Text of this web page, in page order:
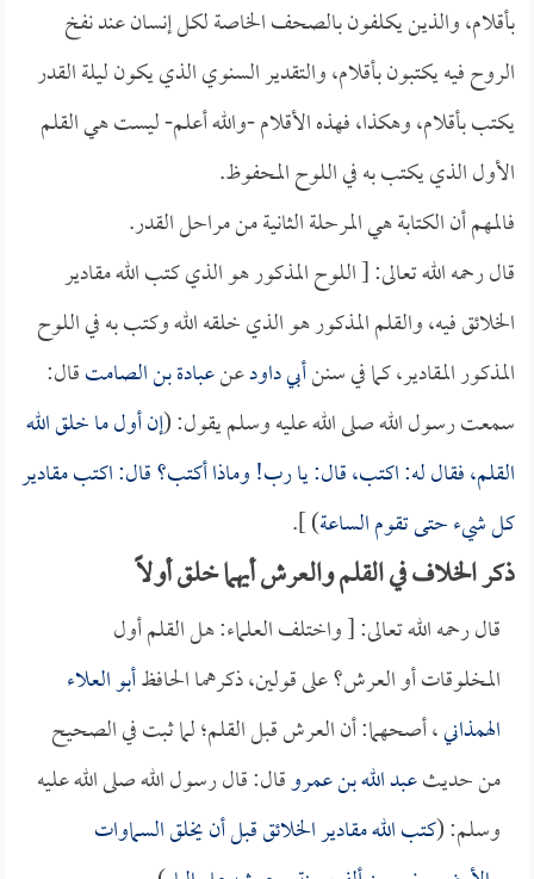
بأقلام، والذين يكلفون بالصحف الخاصة لكل إنسان عند نفخ
الروح فيه يكتبون بأقلام، والتقدير السنوي الذي يكون ليلة القدر
يكتب بأقلام، وهكذا، فهذه الأقلام -والله أعلم- ليست هي القلم
الأول الذي يكتب به في اللوح المحفوظ.
فالمهم أن الكتابة هي المرحلة الثانية من مراحل القدر.
قال رحمه الله تعالى: [ اللوح المذكور هو الذي كتب الله مقادير
الخلائق فيه، والقلم المذكور هو الذي خلقه الله وكتب به في اللوح
المذكور المقادير، كما في سننأبي داودعنعبادة بن الصامتقال:
سمعت رسول الله صلى الله عليه وسلم يقول: (إن أول ما خلق الله
القلم، فقال له: اكتب، قال: يا رب! وماذا أكتب؟ قال: اكتب مقادير
كل شيء حتى تقوم الساعة) ].
ذكر الخلاف في القلم والعرش أيهما خلق أولاً
قال رحمه الله تعالى: [ واختلف العلماء: هل القلم أول
المخلوقات أو العرش؟ على قولين، ذكرهما الحافظأبو العلاء
الهمذاني، أصحهما: أن العرش قبل القلم؛ لما ثبت في الصحيح
من حديثعبد الله بن عمروقال: قال رسول الله صلى الله عليه
وسلم: (كتب الله مقادير الخلائق قبل أن يخلق السماوات